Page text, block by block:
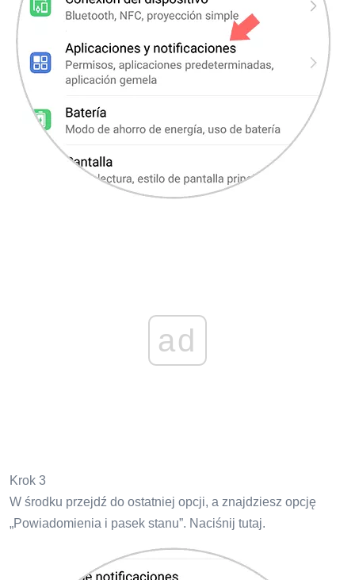
ad
Krok 3
W środku przejdź do ostatniej opcji, a znajdziesz opcję
„Powiadomienia i pasek stanu”. Naciśnij tutaj.